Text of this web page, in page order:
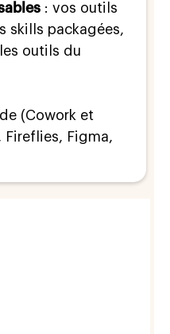
: vos outils
skills packagées,
outils du
(Cowork et
Fireflies, Figma,